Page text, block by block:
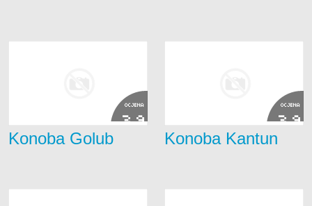
OCJENA
3.9
Konoba Golub
OCJENA
3.9
Konoba Kantun